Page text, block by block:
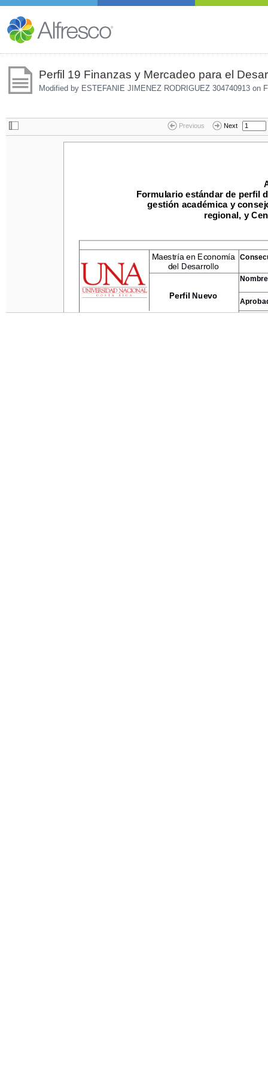
Perfil 19 Finanzas y Mercadeo para el
Modified by ESTEFANIE JIMENEZ RODRIGUEZ 304740913 on
Previous Next